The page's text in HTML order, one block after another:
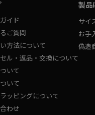
イド
ご質問
方法について
ル・返品・交換について
いて
いて
ッピングについて
わせ
製品
サイ
お手
偽造